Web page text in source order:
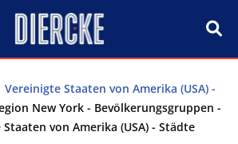
Vereinigte Staaten von Amerika (USA) -
New York - Bevölkerungsgruppen -
von Amerika (USA) - Städte